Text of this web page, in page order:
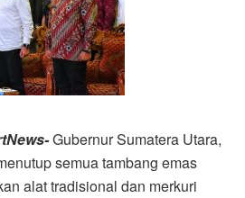
Gubernur Sumatera Utara,
semua tambang emas
alat tradisional dan merkuri